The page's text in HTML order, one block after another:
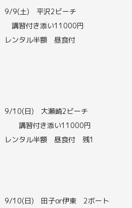
9/9(土) 平沢2ビーチ
講習付き添い11000円
レンタル半額 昼食付
9/10(日) 大瀬崎2ビーチ
講習付き添い11000円
レンタル半額 昼食付 残1
9/10(日) 田子or伊東 2ボート